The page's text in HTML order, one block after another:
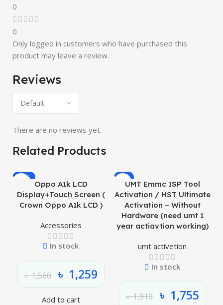
0
0
Reviews
There are no reviews yet.
Only logged in customers who have purchased this
product may leave a review.
Related Products
-19%
Oppo A1k LCD
Display+Touch Screen (
Crown Oppo A1k LCD )
Accessories
In stock
৳1,560 ৳ 1,259
Add to cart
-8%
UMT Emmc ISP Tool
Activation / HST Ultimate
Activation – Without
Hardware (need umt 1
year actiavtion working)
umt activetion
In stock
৳1,910 ৳ 1,755